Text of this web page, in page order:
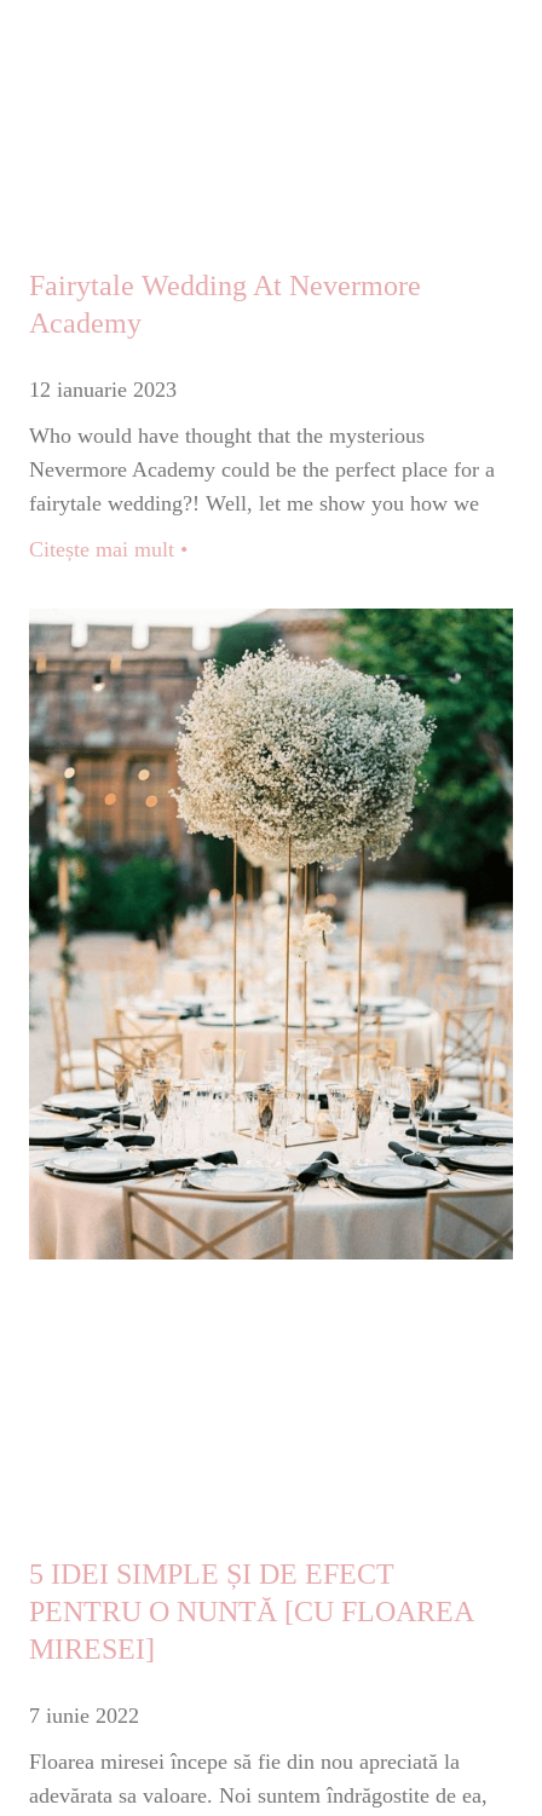
Fairytale Wedding At Nevermore
Academy
12 ianuarie 2023
Who would have thought that the mysterious
Nevermore Academy could be the perfect place for a
fairytale wedding?! Well, let me show you how we
Citește mai mult •
5 IDEI SIMPLE ȘI DE EFECT
PENTRU O NUNTĂ [CU FLOAREA
MIRESEI]
7 iunie 2022
Floarea miresei începe să fie din nou apreciată la
adevărata sa valoare. Noi suntem îndrăgostite de ea,